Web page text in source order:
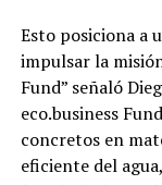
Esto posiciona a
impulsar la
Fund” señaló
eco.business
concretos en
eficiente del